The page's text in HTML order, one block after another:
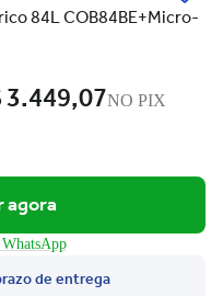
84L COB84BE+Micro-
3.449,07NO PIX
de entrega